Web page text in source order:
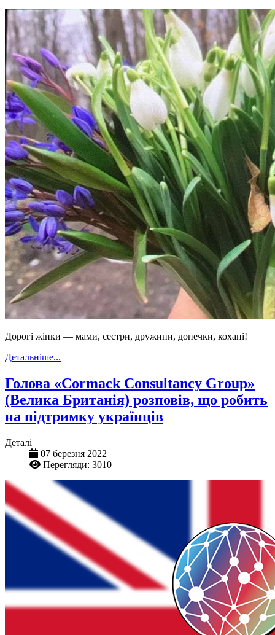
Дорогі жінки — мами, сестри, дружини, донечки, кохані!
Детальніше...
Голова «Cormack Consultancy Group»
(Велика Британія) розповів, що робить
на підтримку українців
Деталі
07 березня 2022
Перегляди: 3010